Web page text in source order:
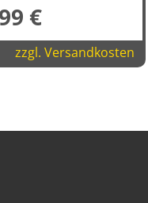
€
zzgl.Versandkosten